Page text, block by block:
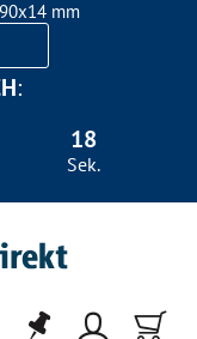
mm
€/m²
:
17
Sek.